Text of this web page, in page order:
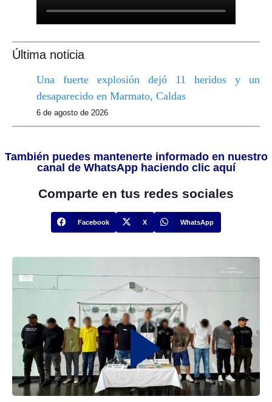
Última noticia
Una fuerte explosión dejó 11 heridos y un
desaparecido en Marmato, Caldas
6 de agosto de 2026
También puedes mantenerte informado en nuestro
canal de WhatsApp haciendo clic aquí
Comparte en tus redes sociales
Facebook X WhatsApp